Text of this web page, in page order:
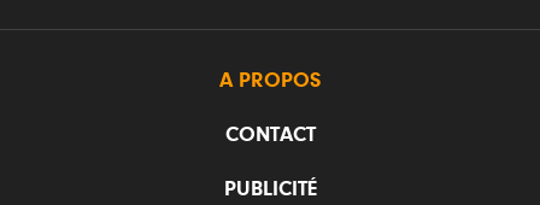
A PROPOS
CONTACT
PUBLICITÉ